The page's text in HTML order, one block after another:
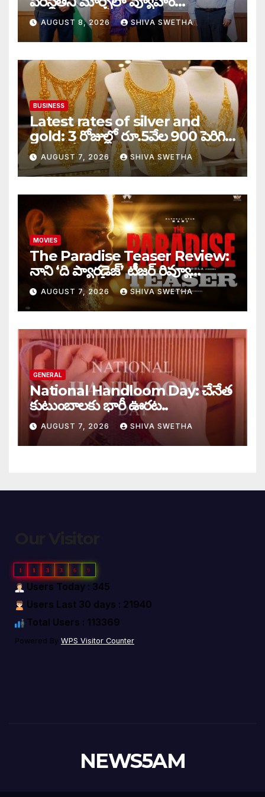
AUGUST 8, 2026 SHIVA SWETHA
BUSINESS
Latest rates of silver and
gold: 3 రోజుల్లో రూ.5వేల 900 పెరిగిన
తులం గోల్డ్…
AUGUST 7, 2026 SHIVA SWETHA
MOVIES
The Paradise Teaser Review:
నాని ‘ది ప్యారడైజ్’ టీజర్ రివ్యూ…
AUGUST 7, 2026 SHIVA SWETHA
GENERAL
National Handloom Day: చేనేత
కుటుంబాలకు భారీ ఊరట..
AUGUST 7, 2026 SHIVA SWETHA
1 1 3 3 6 9
Users Today : 345
Users Last 30 days : 21940
Total Users : 113369
Powered By WPS Visitor Counter
NEWS5AM